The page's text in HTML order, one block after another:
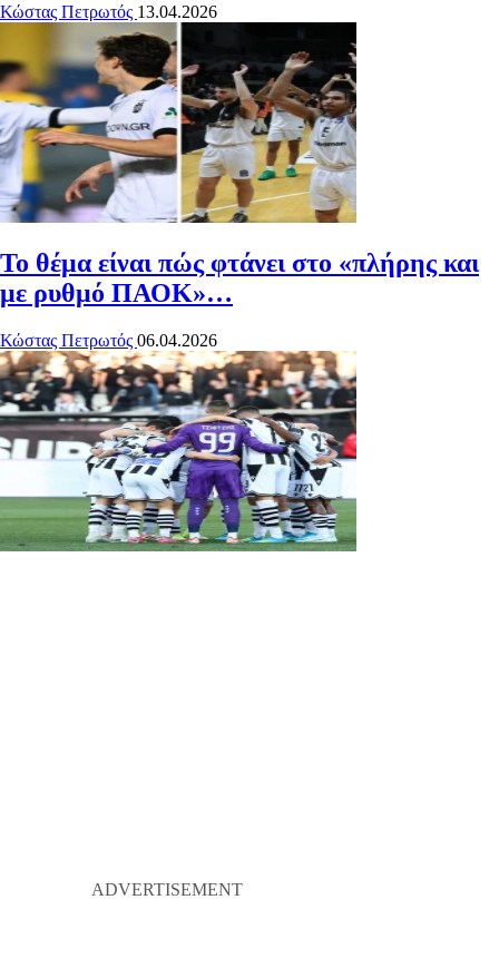
Κώστας Πετρωτός 13.04.2026
Το θέμα είναι πώς φτάνει στο «πλήρης και
με ρυθμό ΠΑΟΚ»…
Κώστας Πετρωτός 06.04.2026